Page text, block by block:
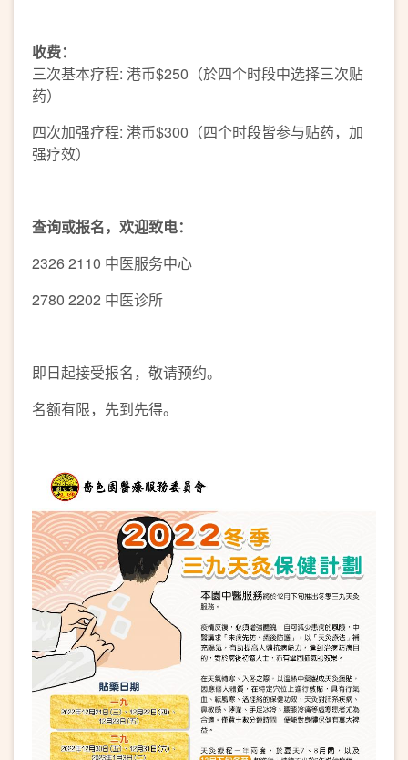
收费：
三次基本疗程: 港币$250（於四个时段中选择三次贴
药）
四次加强疗程: 港币$300（四个时段皆参与贴药，加
强疗效）
查询或报名，欢迎致电：
2326 2110 中医服务中心
2780 2202 中医诊所
即日起接受报名，敬请预约。
名额有限，先到先得。